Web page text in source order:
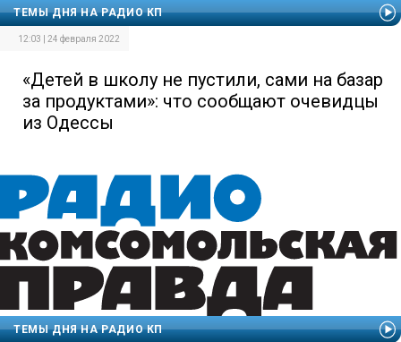
ТЕМЫ ДНЯ НА РАДИО КП
12:03 | 24 февраля 2022
«Детей в школу не пустили, сами на базар
за продуктами»: что сообщают очевидцы
из Одессы
ТЕМЫ ДНЯ НА РАДИО КП